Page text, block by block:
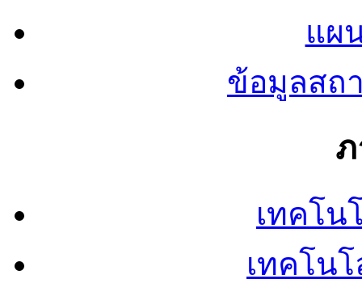
แผ
ข้อมูลสถ
เทคโน
เทคโน